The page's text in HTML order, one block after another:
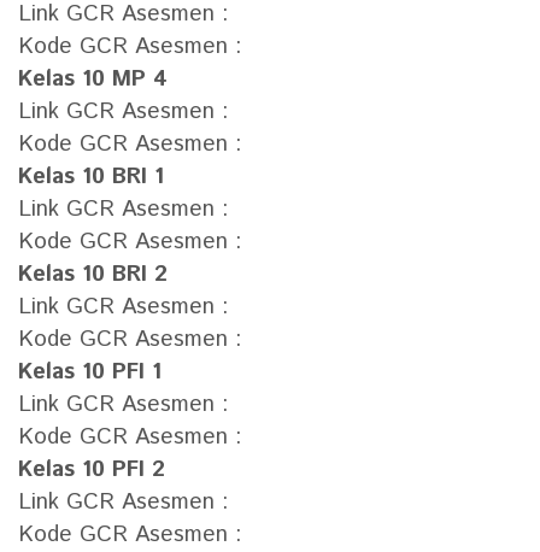
Link GCR Asesmen :
Kode GCR Asesmen :
Kelas 10 MP 4
Link GCR Asesmen :
Kode GCR Asesmen :
Kelas 10 BRI 1
Link GCR Asesmen :
Kode GCR Asesmen :
Kelas 10 BRI 2
Link GCR Asesmen :
Kode GCR Asesmen :
Kelas 10 PFI 1
Link GCR Asesmen :
Kode GCR Asesmen :
Kelas 10 PFI 2
Link GCR Asesmen :
Kode GCR Asesmen :